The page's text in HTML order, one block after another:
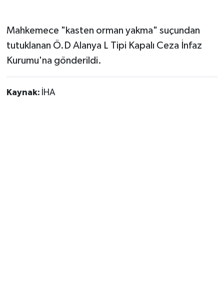
Mahkemece "kasten orman yakma" suçundan
tutuklanan Ö.D Alanya L Tipi Kapalı Ceza İnfaz
Kurumu'na gönderildi.
Kaynak: İHA